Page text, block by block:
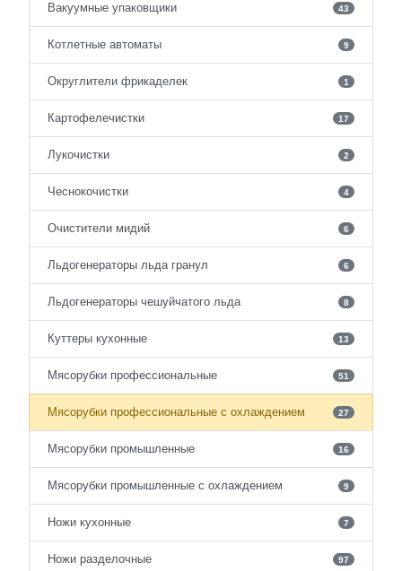
Вакуумные упаковщики 43
Котлетные автоматы 9
Округлители фрикаделек 1
Картофелечистки 17
Лукочистки 2
Чеснокочистки 4
Очистители мидий 6
Льдогенераторы льда гранул 6
Льдогенераторы чешуйчатого льда 8
Куттеры кухонные 13
Мясорубки профессиональные 51
Мясорубки профессиональные с охлаждением 27
Мясорубки промышленные 16
Мясорубки промышленные с охлаждением 9
Ножи кухонные 7
Ножи разделочные 97